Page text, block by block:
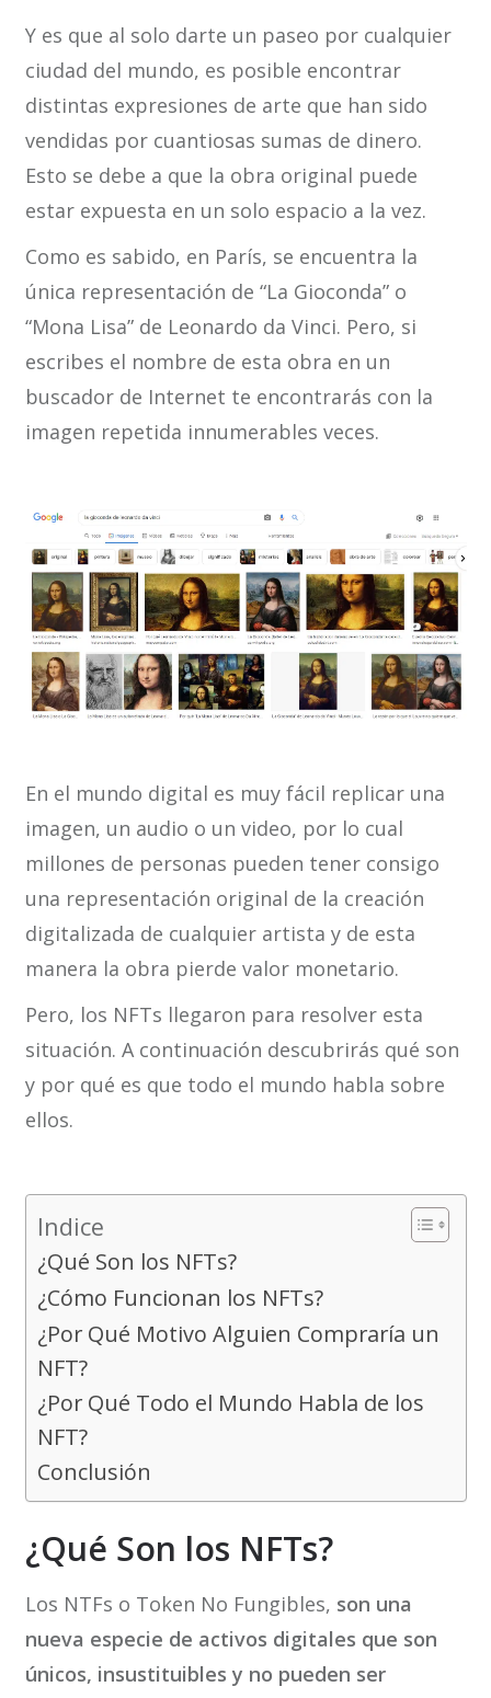
Y es que al solo darte un paseo por cualquier
ciudad del mundo, es posible encontrar
distintas expresiones de arte que han sido
vendidas por cuantiosas sumas de dinero.
Esto se debe a que la obra original puede
estar expuesta en un solo espacio a la vez.
Como es sabido, en París, se encuentra la
única representación de “La Gioconda” o
“Mona Lisa” de Leonardo da Vinci. Pero, si
escribes el nombre de esta obra en un
buscador de Internet te encontrarás con la
imagen repetida innumerables veces.
En el mundo digital es muy fácil replicar una
imagen, un audio o un video, por lo cual
millones de personas pueden tener consigo
una representación original de la creación
digitalizada de cualquier artista y de esta
manera la obra pierde valor monetario.
Pero, los NFTs llegaron para resolver esta
situación. A continuación descubrirás qué son
y por qué es que todo el mundo habla sobre
ellos.
Indice
¿Qué Son los NFTs?
¿Cómo Funcionan los NFTs?
¿Por Qué Motivo Alguien Compraría un
NFT?
¿Por Qué Todo el Mundo Habla de los
NFT?
Conclusión
¿Qué Son los NFTs?
Los NTFs o Token No Fungibles, son una
nueva especie de activos digitales que son
únicos, insustituibles y no pueden ser